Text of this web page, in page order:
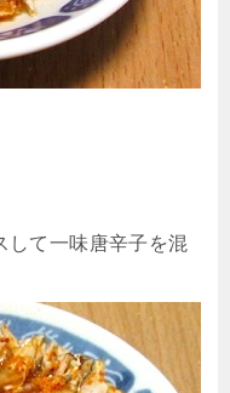
して一味唐辛子を混